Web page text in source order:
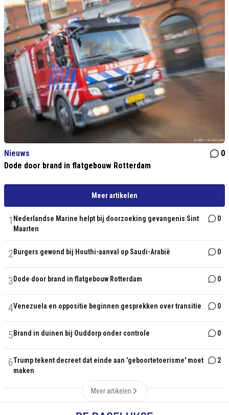
Nieuws
0
Dode door brand in flatgebouw Rotterdam
Meer artikelen
1 Nederlandse Marine helpt bij doorzoeking gevangenis Sint
Maarten
0
2 Burgers gewond bij Houthi-aanval op Saudi-Arabië 0
3 Dode door brand in flatgebouw Rotterdam 0
4Venezuela en oppositie beginnen gesprekken over transitie 0
5 Brand in duinen bij Ouddorp onder controle 0
6Trump tekent decreet dat einde aan 'geboortetoerisme' moet
maken
2
Meer artikelen